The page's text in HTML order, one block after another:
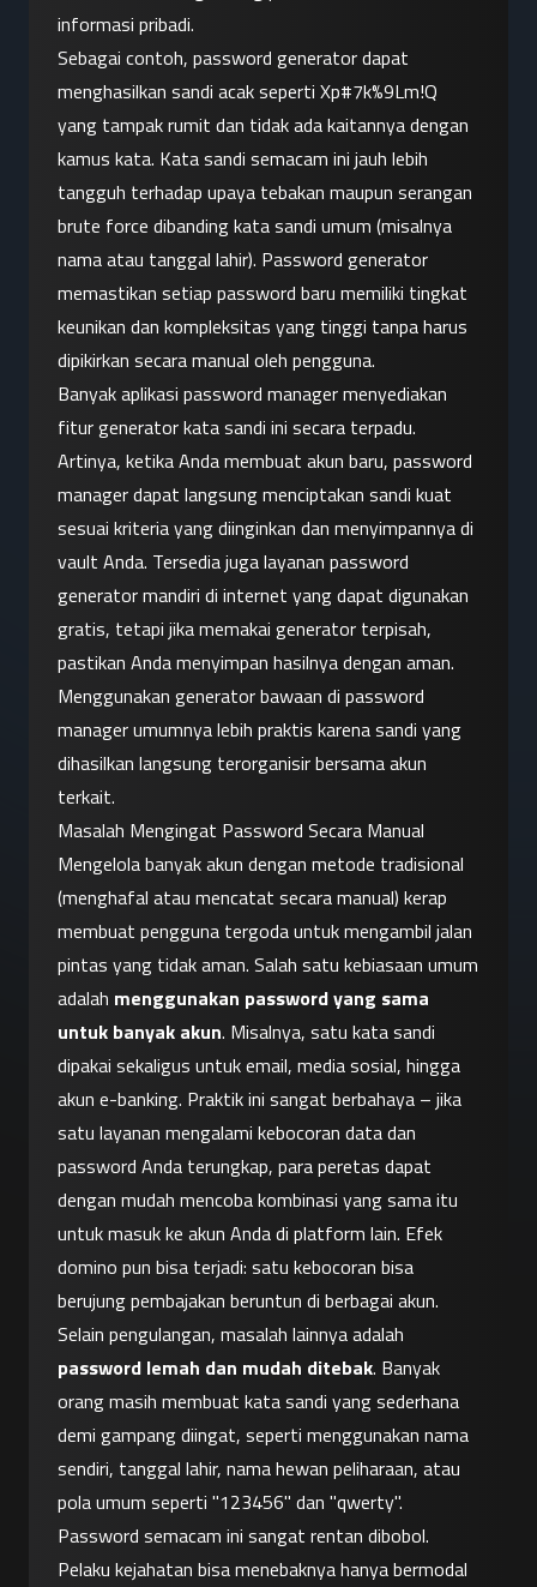
informasi pribadi.
Sebagai contoh, password generator dapat
menghasilkan sandi acak seperti Xp#7k%9Lm!Q
yang tampak rumit dan tidak ada kaitannya dengan
kamus kata. Kata sandi semacam ini jauh lebih
tangguh terhadap upaya tebakan maupun serangan
brute force dibanding kata sandi umum (misalnya
nama atau tanggal lahir). Password generator
memastikan setiap password baru memiliki tingkat
keunikan dan kompleksitas yang tinggi tanpa harus
dipikirkan secara manual oleh pengguna.
Banyak aplikasi password manager menyediakan
fitur generator kata sandi ini secara terpadu.
Artinya, ketika Anda membuat akun baru, password
manager dapat langsung menciptakan sandi kuat
sesuai kriteria yang diinginkan dan menyimpannya di
vault Anda. Tersedia juga layanan password
generator mandiri di internet yang dapat digunakan
gratis, tetapi jika memakai generator terpisah,
pastikan Anda menyimpan hasilnya dengan aman.
Menggunakan generator bawaan di password
manager umumnya lebih praktis karena sandi yang
dihasilkan langsung terorganisir bersama akun
terkait.
Masalah Mengingat Password Secara Manual
Mengelola banyak akun dengan metode tradisional
(menghafal atau mencatat secara manual) kerap
membuat pengguna tergoda untuk mengambil jalan
pintas yang tidak aman. Salah satu kebiasaan umum
adalah menggunakan password yang sama
untuk banyak akun. Misalnya, satu kata sandi
dipakai sekaligus untuk email, media sosial, hingga
akun e-banking. Praktik ini sangat berbahaya – jika
satu layanan mengalami kebocoran data dan
password Anda terungkap, para peretas dapat
dengan mudah mencoba kombinasi yang sama itu
untuk masuk ke akun Anda di platform lain. Efek
domino pun bisa terjadi: satu kebocoran bisa
berujung pembajakan beruntun di berbagai akun.
password lemah dan mudah ditebak. Banyak
orang masih membuat kata sandi yang sederhana
demi gampang diingat, seperti menggunakan nama
sendiri, tanggal lahir, nama hewan peliharaan, atau
pola umum seperti "123456" dan "qwerty".
Password semacam ini sangat rentan dibobol.
Pelaku kejahatan bisa menebaknya hanya bermodal